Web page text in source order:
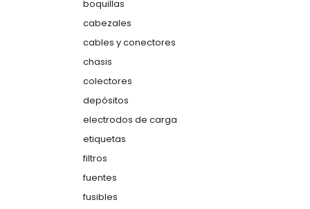
boquillas
cabezales
cables y conectores
chasis
colectores
depósitos
electrodos de carga
etiquetas
filtros
fuentes
fusibles